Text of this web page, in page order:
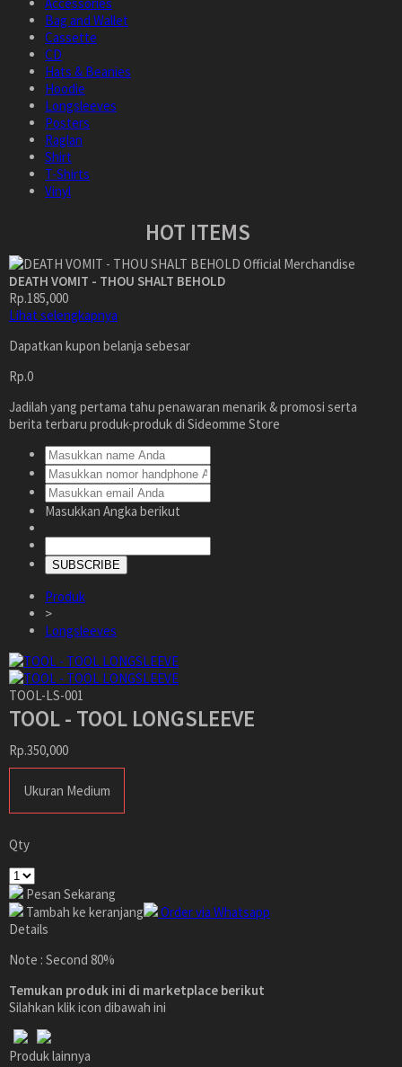
Bag and Wallet
Cassette
CD
Hats & Beanies
Hoodie
Longsleeves
Posters
Raglan
Shirt
T-Shirts
Vinyl
HOT ITEMS
DEATH VOMIT - THOU SHALT BEHOLD
Rp.185,000
Lihat selengkapnya
Dapatkan kupon belanja sebesar
Rp.0
Jadilah yang pertama tahu penawaran menarik & promosi serta
berita terbaru produk-produk di Sideomme Store
Masukkan Angka berikut
SUBSCRIBE
Produk
>
Longsleeves
TOOL-LS-001
TOOL - TOOL LONGSLEEVE
Rp.350,000
Ukuran Medium
Qty
Pesan Sekarang
Tambah ke keranjang
Order via Whatsapp
Details
Note : Second 80%
Temukan produk ini di marketplace berikut
Silahkan klik icon dibawah ini
Produk lainnya